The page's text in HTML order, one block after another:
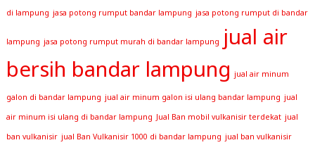
di lampung jasa potong rumput bandar lampung jasa potong rumput di bandar
lampung jasa potong rumput murah di bandar lampung
jual air
bersih bandar lampung jual air minum
galon di bandar lampung jual air minum galon isi ulang bandar lampung jual
air minum isi ulang di bandar lampung Jual Ban mobil vulkanisir terdekat jual
ban vulkanisir jual Ban Vulkanisir 1000 di bandar lampung jual ban vulkanisir